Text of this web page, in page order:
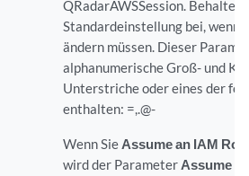
QRadarAWSSession. Behalten
Standardeinstellung bei, wenn
ändern müssen. Dieser
alphanumerische Groß- und
Unterstriche oder eines der
enthalten: =,.@-
Wenn Sie Assume an IAM
wird der Parameter Assume